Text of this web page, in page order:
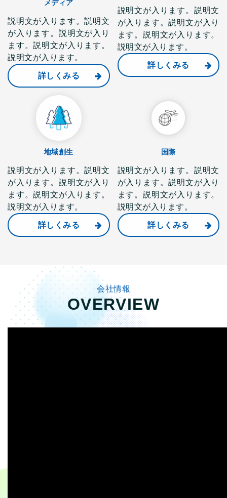
メディア
説明文が入ります。説明文
が入ります。説明文が入り
ます。説明文が入ります。
説明文が入ります。
詳しくみる
説明文が入ります。説明文
が入ります。説明文が入り
ます。説明文が入ります。
説明文が入ります。
詳しくみる
地域創生
説明文が入ります。説明文
が入ります。説明文が入り
ます。説明文が入ります。
説明文が入ります。
詳しくみる
国際
説明文が入ります。説明文
が入ります。説明文が入り
ます。説明文が入ります。
説明文が入ります。
詳しくみる
会社情報
OVERVIEW